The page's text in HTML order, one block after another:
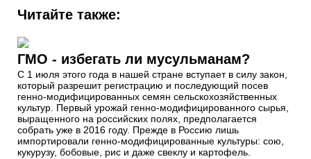
Читайте также:
ГМО - избегать ли мусульманам?
С 1 июля этого года в нашей стране вступает в силу закон,
который разрешит регистрацию и последующий посев
генно-модифицированных семян сельскохозяйственных
культур. Первый урожай генно-модифицированного сырья,
выращенного на российских полях, предполагается
собрать уже в 2016 году. Прежде в Россию лишь
импортировали генно-модифицированные культуры: сою,
кукурузу, бобовые, рис и даже свеклу и картофель.